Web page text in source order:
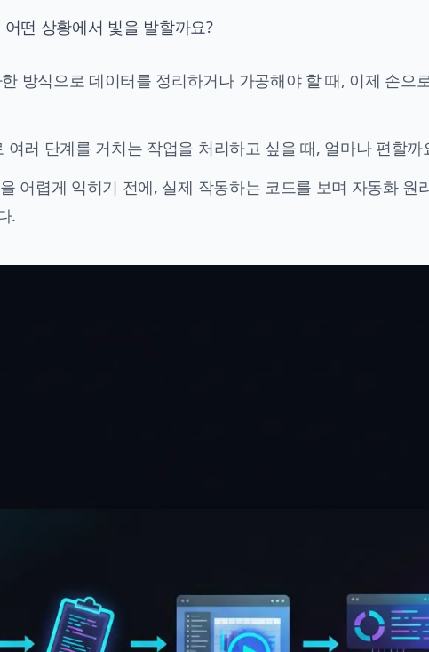
떤 상황에서 빛을 발할까요?
방식으로 데이터를 정리하거나 가공해야 할 때, 이제 손으
여러 단계를 거치는 작업을 처리하고 싶을 때, 얼마나 편할까
어렵게 익히기 전에, 실제 작동하는 코드를 보며 자동화 원
.